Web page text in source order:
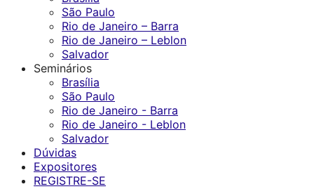
São Paulo
Rio de Janeiro – Barra
Rio de Janeiro – Leblon
Salvador
Seminários
Brasília
São Paulo
Rio de Janeiro - Barra
Rio de Janeiro - Leblon
Salvador
Dúvidas
Expositores
REGISTRE-SE